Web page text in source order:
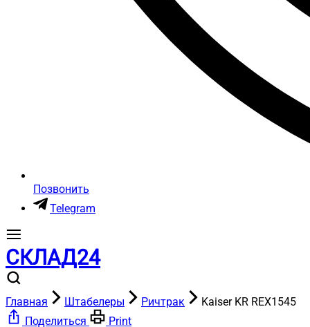
Позвонить
Telegram
СКЛАД24
Главная Штабелеры Ричтрак
Kaiser KR REX1545
Поделиться
Print